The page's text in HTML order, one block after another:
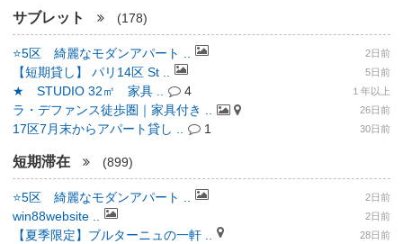
サブレット (178)
⭐️5区 綺麗なモダンアパート .. 2日前
【短期貸し】 パリ14区 St .. 5日前
★ STUDIO 32㎡ 家具 .. 4 １年以上
ラ・デファンス徒歩圏｜家具付き .. 26日前
17区7月末からアパート貸し .. 1 30日前
短期滞在 (899)
⭐️5区 綺麗なモダンアパート .. 2日前
win88website .. 2日前
【夏季限定】ブルターニュの一軒 .. 28日前